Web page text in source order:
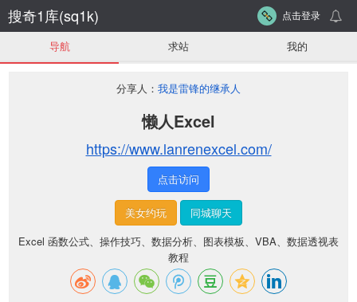
搜奇1库(sq1k) 点击登录
导航 求站 我的
分享人： 我是雷锋的继承人
懒人Excel
https://www.lanrenexcel.com/
点击访问
美女约玩
同城聊天
Excel 函数公式、操作技巧、数据分析、图表模板、VBA、数据透视表
教程